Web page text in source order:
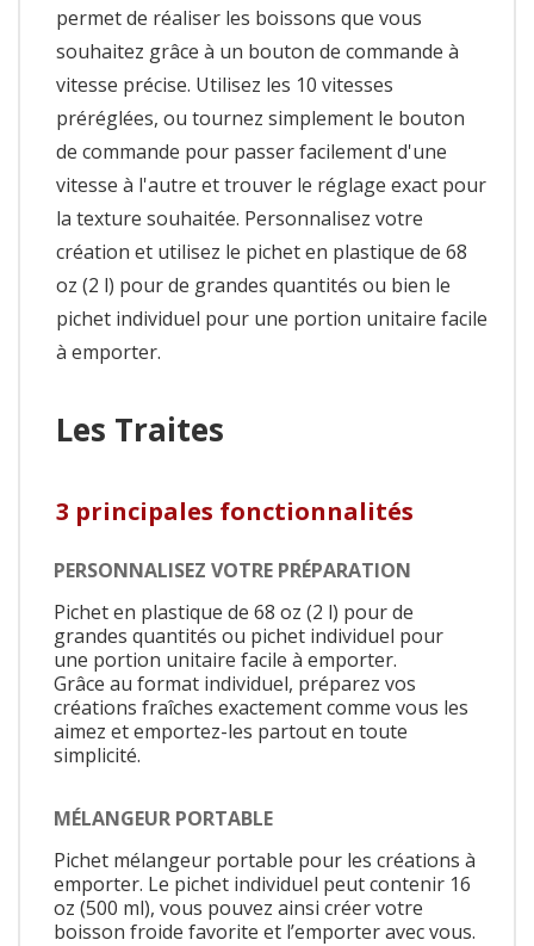
permet de réaliser les boissons que vous
souhaitez grâce à un bouton de commande à
vitesse précise. Utilisez les 10 vitesses
préréglées, ou tournez simplement le bouton
de commande pour passer facilement d'une
vitesse à l'autre et trouver le réglage exact pour
la texture souhaitée. Personnalisez votre
création et utilisez le pichet en plastique de 68
oz (2 l) pour de grandes quantités ou bien le
pichet individuel pour une portion unitaire facile
à emporter.
Les Traites
3 principales fonctionnalités
PERSONNALISEZ VOTRE PRÉPARATION
Pichet en plastique de 68 oz (2 l) pour de
grandes quantités ou pichet individuel pour
une portion unitaire facile à emporter.
Grâce au format individuel, préparez vos
créations fraîches exactement comme vous les
aimez et emportez-les partout en toute
simplicité.
MÉLANGEUR PORTABLE
Pichet mélangeur portable pour les créations à
emporter. Le pichet individuel peut contenir 16
oz (500 ml), vous pouvez ainsi créer votre
boisson froide favorite et l’emporter avec vous.